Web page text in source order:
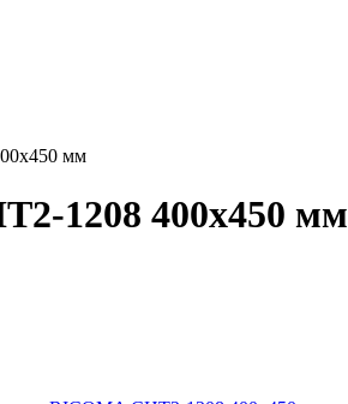
мм
1208 400x450 мм